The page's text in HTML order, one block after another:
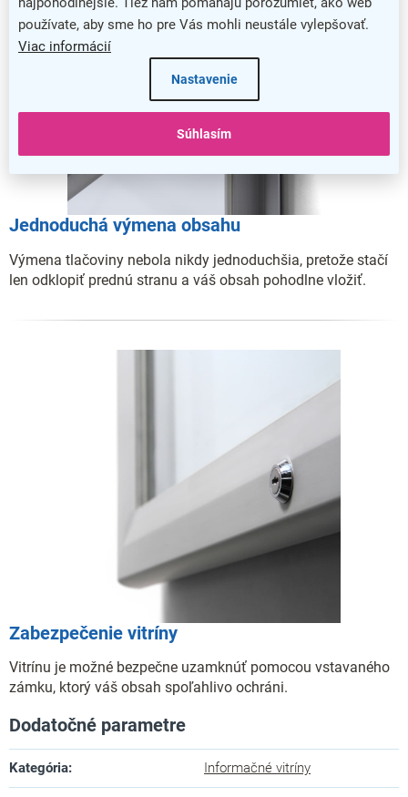
používate, aby sme ho pre Vás mohli neustále vylepšovať.
Viac informácií
Nastavenie
Súhlasím
Jednoduchá výmena obsahu
Výmena tlačoviny nebola nikdy jednoduchšia, pretože stačí
len odklopiť prednú stranu a váš obsah pohodlne vložiť.
Zabezpečenie vitríny
Vitrínu je možné bezpečne uzamknúť pomocou vstavaného
zámku, ktorý váš obsah spoľahlivo ochráni.
Dodatočné parametre
Kategória: Informačné vitríny